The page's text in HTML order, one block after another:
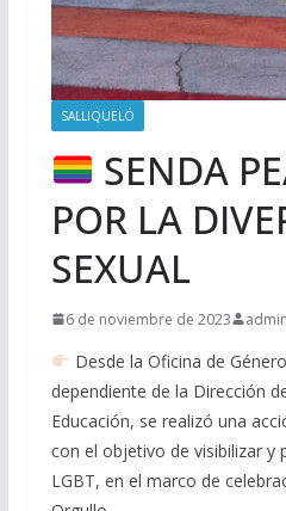
SALLIQUELÓ
SENDA
POR LA
SEXUAL
6 de noviembre de 2023 admin
Desde la Oficina de
dependiente de la Dirección
Educación, se realizó una
con el objetivo de visibilizar y
LGBT, en el marco de